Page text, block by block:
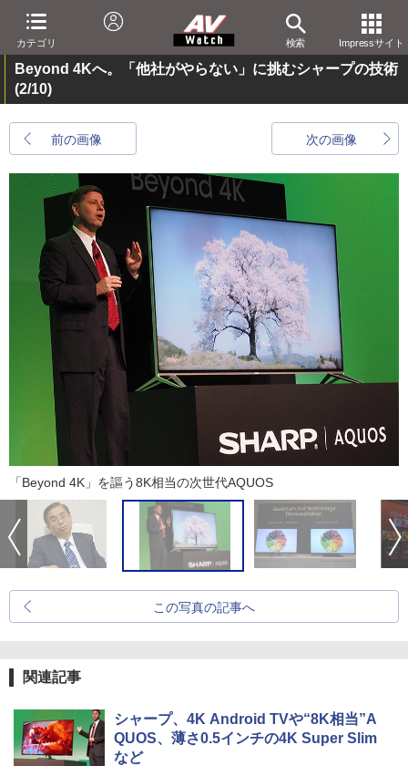
カテゴリ 検索 Impressサイト
Beyond 4Kへ。「他社がやらない」に挑むシャープの技術
(2/10)
前の画像 次の画像
「Beyond 4K」を謳う8K相当の次世代AQUOS
この写真の記事へ
関連記事
シャープ、4K Android TVや“8K相当”A
QUOS、薄さ0.5インチの4K Super Slim
など